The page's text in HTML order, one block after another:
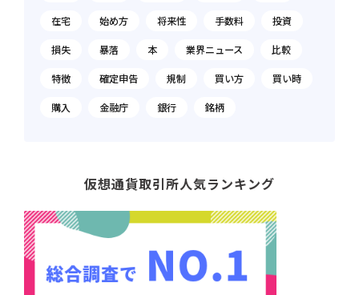
在宅
始め方 将来性 手数料
投資
損失
暴落 本 業界ニュース
比較
特徴
確定申告 規制 買い方
買い時
購入
金融庁 銀行 銘柄
仮想通貨取引所人気ランキング